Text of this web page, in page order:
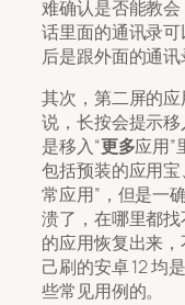
难确认是否能教
话里面的通讯录
后是跟外面的通
其次，第二屏的
说，长按会提示移
是移入“更多应用”
包括预装的应用
常应用”，但是一
溃了，在哪里都
的应用恢复出来
己刷的安卓 12 均
些常见用例的。